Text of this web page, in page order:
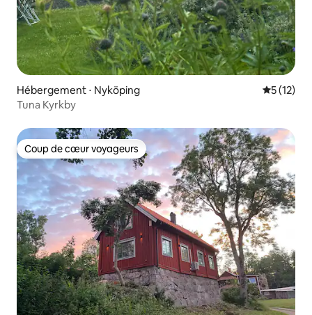
Hébergement ⋅ Nyköping
5 (12)
Tuna Kyrkby
Coup de cœur voyageurs
Coup de cœur voyageurs